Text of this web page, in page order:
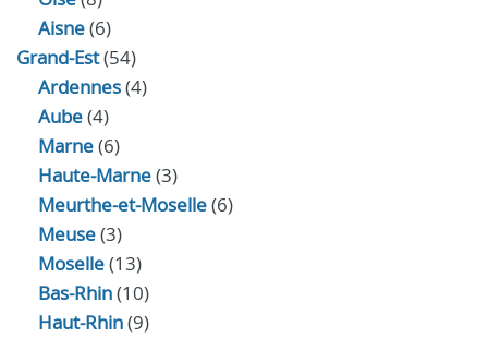
Aisne(6)
Grand-Est(54)
Ardennes(4)
Aube(4)
Marne(6)
Haute-Marne(3)
Meurthe-et-Moselle(6)
Meuse(3)
Moselle(13)
Bas-Rhin(10)
Haut-Rhin(9)